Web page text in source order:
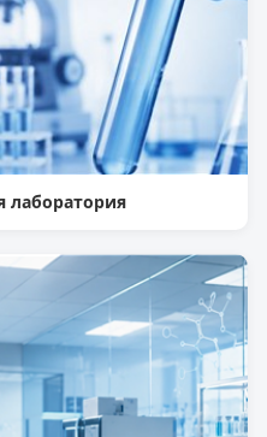
лаборатория